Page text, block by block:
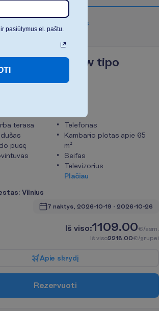
s
Garden View tipo
terasa
pusę
Telefonas
Kambario plotas apie 65
m²
Seifas
Televizorius
Plačiau
stas: Vilnius
7 naktys, 2026-10-19 - 2026-10-26
Iš viso:1109.00€/asm.
Iš viso2218.00€/grupei
Apie skrydį
Rezervuoti
pasiūlymus el. paštu.